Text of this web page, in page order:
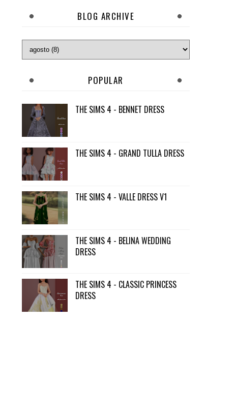
BLOG ARCHIVE
POPULAR
THE SIMS 4 - BENNET DRESS
THE SIMS 4 - GRAND TULLA DRESS
THE SIMS 4 - VALLE DRESS V1
THE SIMS 4 - BELINA WEDDING
DRESS
THE SIMS 4 - CLASSIC PRINCESS
DRESS